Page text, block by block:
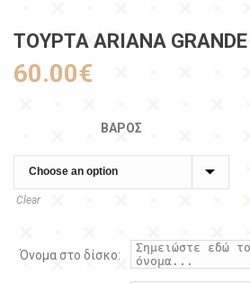
ΤΟΥΡΤΑ ARIANA GRANDE
60.00€
ΒΆΡΟΣ
Clear
Όνομα στο δίσκο: